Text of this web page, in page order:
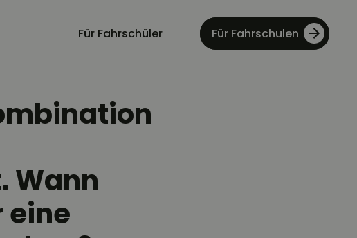
Für Fahrschüler Für Fahrschulen
Wann
eine